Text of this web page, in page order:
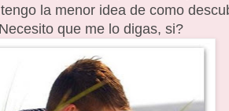
la menor idea de como
que me lo digas, si?